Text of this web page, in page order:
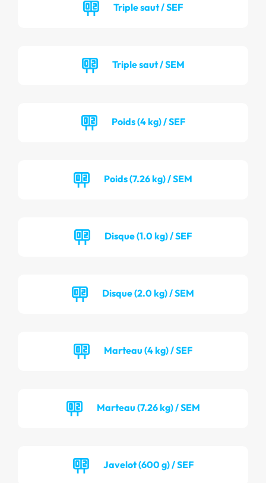
Triple saut / SEF
Triple saut / SEM
Poids (4 kg) / SEF
Poids (7.26 kg) / SEM
Disque (1.0 kg) / SEF
Disque (2.0 kg) / SEM
Marteau (4 kg) / SEF
Marteau (7.26 kg) / SEM
Javelot (600 g) / SEF